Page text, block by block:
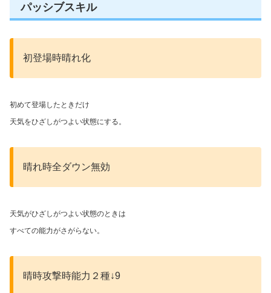
パッシブスキル
初登場時晴れ化
初めて登場したときだけ
天気をひざしがつよい状態にする。
晴れ時全ダウン無効
天気がひざしがつよい状態のときは
すべての能力がさがらない。
晴時攻撃時能力２種↓9